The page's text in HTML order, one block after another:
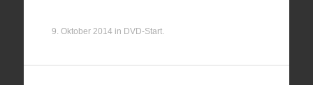
9. Oktober 2014 in DVD-Start.